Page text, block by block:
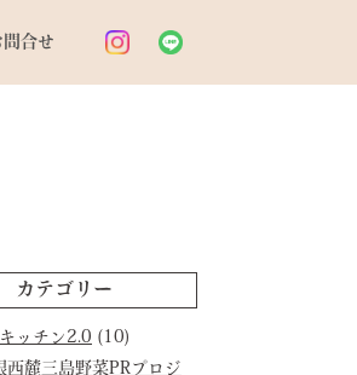
問合せ
カテゴリー
ッチン2.0 (10)
西麓三島野菜PRプロジ